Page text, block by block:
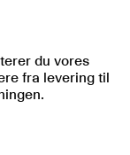
du vores
fra levering til